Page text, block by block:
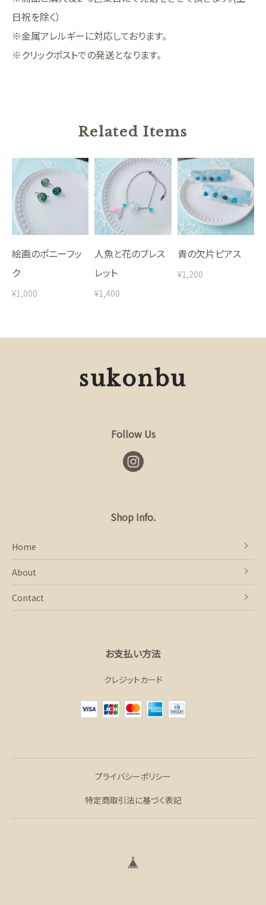
日祝を除く）
※金属アレルギーに対応しております。
※クリックポストでの発送となります。
Related Items
絵画のポニーフッ
ク
¥1,000
人魚と花のブレス
レット
¥1,400
青の欠片ピアス
¥1,200
sukonbu
Follow Us
Shop Info.
Home
About
Contact
お支払い方法
クレジットカード
プライバシーポリシー
特定商取引法に基づく表記